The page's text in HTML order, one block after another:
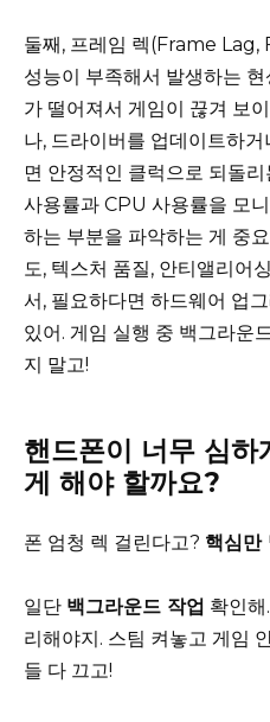
둘째, 프레임 렉(Frame Lag,
성능이 부족해서 발생하는
가 떨어져서 게임이 끊겨 보
나, 드라이버를 업데이트하
면 안정적인 클럭으로 되돌
사용률과 CPU 사용률을 모
하는 부분을 파악하는 게 중
도, 텍스처 품질, 안티앨리어
서, 필요하다면 하드웨어 업
있어. 게임 실행 중 백그라운
지 말고!
핸드폰이 너무 심하
게 해야 할까요?
폰 엄청 렉 걸린다고? 핵심만
일단 백그라운드 작업 확인
리해야지. 스팀 켜놓고 게임
들 다 끄고!